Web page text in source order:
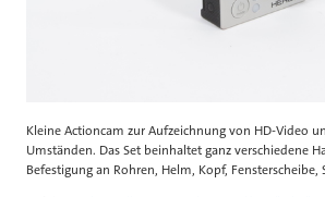
Kleine Actioncam zur Aufzeichnung von HD-Video
Umständen. Das Set beinhaltet ganz verschiedene
Befestigung an Rohren, Helm, Kopf, Fensterscheibe,